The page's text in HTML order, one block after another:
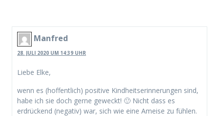
Manfred
28. JULI 2020 UM 14:39 UHR
Liebe Elke,
wenn es (hoffentlich) positive Kindheitserinnerungen sind,
habe ich sie doch gerne geweckt! 🙂 Nicht dass es
erdrückend (negativ) war, sich wie eine Ameise zu fühlen.